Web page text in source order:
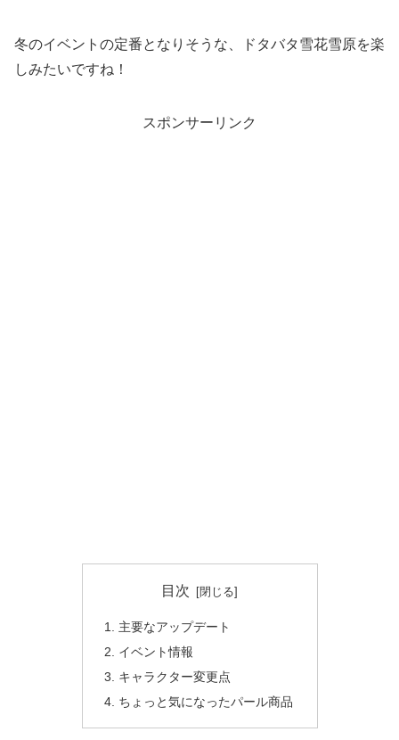
冬のイベントの定番となりそうな、ドタバタ雪花雪原を楽
しみたいですね！
スポンサーリンク
目次
主要なアップデート
イベント情報
キャラクター変更点
ちょっと気になったパール商品